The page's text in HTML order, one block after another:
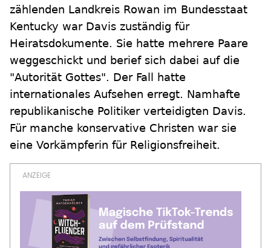
zählenden Landkreis Rowan im Bundesstaat
Kentucky war Davis zuständig für
Heiratsdokumente. Sie hatte mehrere Paare
weggeschickt und berief sich dabei auf die
"Autorität Gottes". Der Fall hatte
internationales Aufsehen erregt. Namhafte
republikanische Politiker verteidigten Davis.
Für manche konservative Christen war sie
eine Vorkämpferin für Religionsfreiheit.